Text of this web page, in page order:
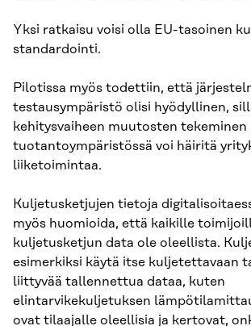
Yksi ratkaisu voisi olla EU-tasoinen
standardointi.
Pilotissa myös todettiin, että
testausympäristö olisi hyödyllinen,
kehitysvaiheen muutosten tekeminen
tuotantoympäristössä voi häiritä
liiketoimintaa.
Kuljetusketjujen tietoja
myös huomioida, että kaikille
kuljetusketjun data ole oleellista.
esimerkiksi käytä itse kuljetettavaan
liittyvää tallennettua dataa, kuten
elintarvikekuljetuksen
ovat tilaajalle oleellisia ja kertovat,